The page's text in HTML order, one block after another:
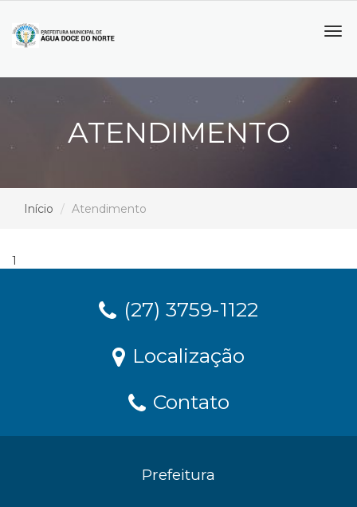
ATENDIMENTO
Início Atendimento
1
(27) 3759-1122
Localização
Contato
Prefeitura